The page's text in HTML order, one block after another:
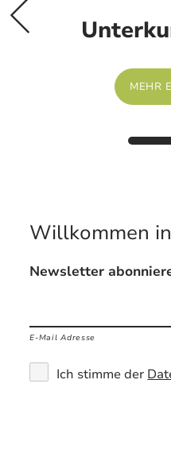
MEHR
Willkommen
Newsletter
E-Mail Adresse
Ich stimme der